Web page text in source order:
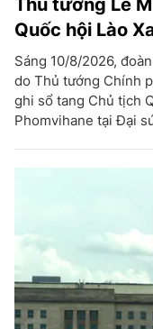
Thủ tướng Lê
Quốc hội Lào
Sáng 10/8/2026,
do Thủ tướng Chính
ghi sổ tang Chủ tịch
Phomvihane tại Đại